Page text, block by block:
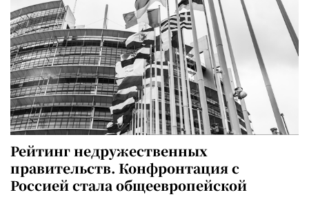
Рейтинг недружественных
правительств. Конфронтация с
Россией стала общеевропейской